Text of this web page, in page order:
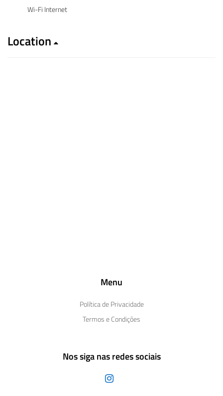
Wi-Fi Internet
Location
Menu
Política de Privacidade
Termos e Condições
Nos siga nas redes sociais